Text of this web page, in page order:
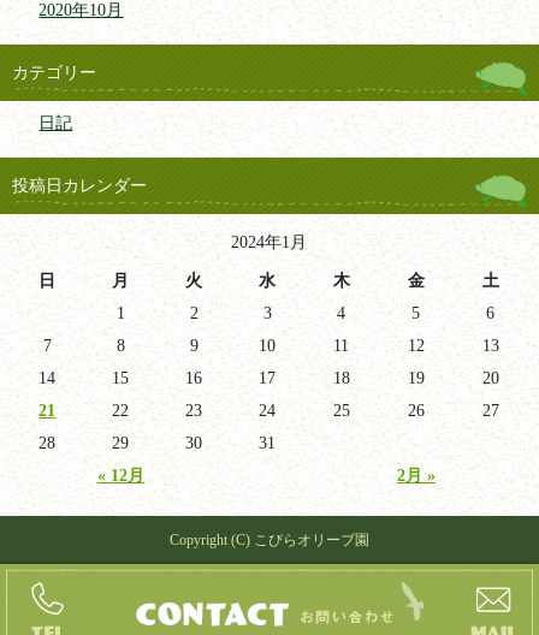
2020年10月
カテゴリー
日記
投稿日カレンダー
2024年1月
日 月 火 水 木 金 土
« 12月 2月 »
1 2 3 4 5
6
7
8 9 10 11 12
13
14
15 16 17 18 19
20
21
22 23 24 25 26
27
28
29 30 31
Copyright (C) こびらオリーブ園